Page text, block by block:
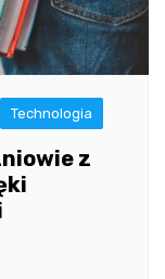
Technologia
z